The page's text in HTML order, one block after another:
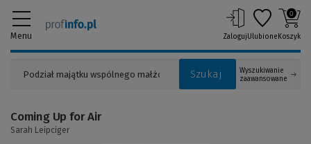
Menu
Szukaj
Wyszukiwanie
zaawansowane
ZalogujUlubione
0
Koszyk
Coming Up for Air
Sarah Leipciger